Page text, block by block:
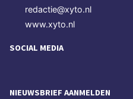
redactie@xyto.nl
www.xyto.nl
SOCIAL MEDIA
NIEUWSBRIEF AANMELDEN